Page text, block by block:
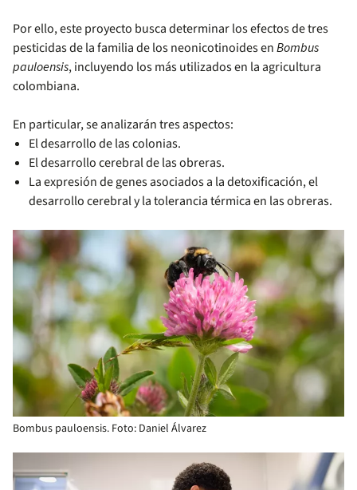
Por ello, este proyecto busca determinar los efectos de tres
pesticidas de la familia de los neonicotinoides enBombus
pauloensis, incluyendo los más utilizados en la agricultura
colombiana.
En particular, se analizarán tres aspectos:
El desarrollo de las colonias.
El desarrollo cerebral de las obreras.
La expresión de genes asociados a la detoxificación, el
desarrollo cerebral y la tolerancia térmica en las obreras.
Bombus pauloensis. Foto: Daniel Álvarez